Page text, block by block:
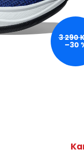
3 290
–30